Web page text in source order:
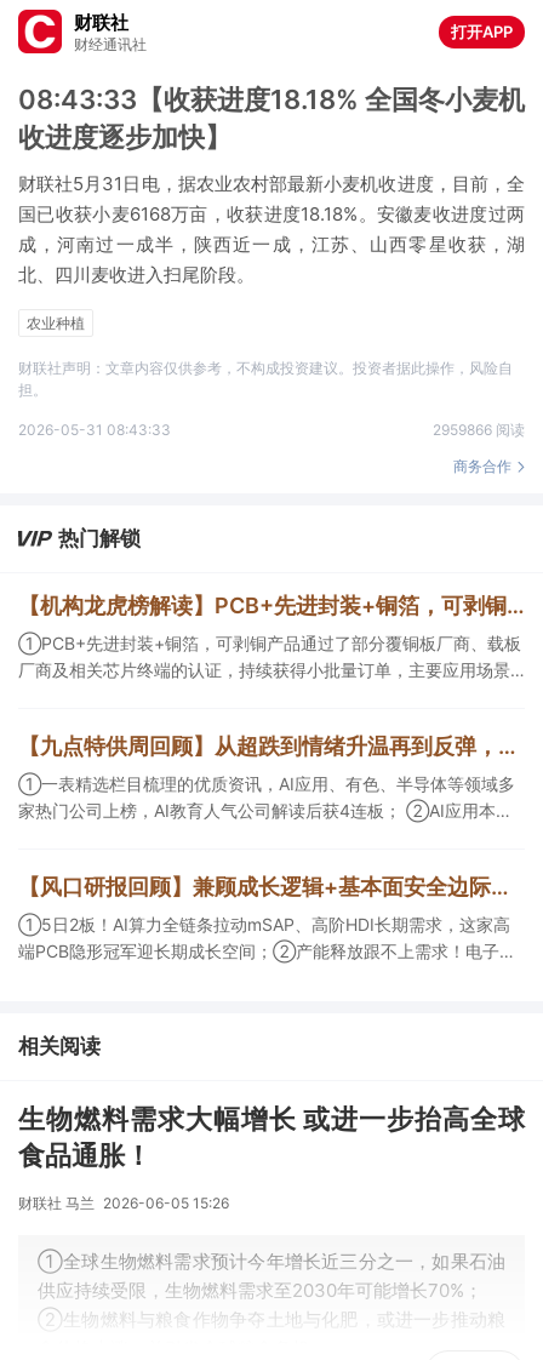
财联社
财经通讯社
打开APP
08:43:33【收获进度18.18% 全国冬小麦机
收进度逐步加快】
财联社5月31日电，据农业农村部最新小麦机收进度，目前，全
国已收获小麦6168万亩，收获进度18.18%。安徽麦收进度过两
成，河南过一成半，陕西近一成，江苏、山西零星收获，湖
北、四川麦收进入扫尾阶段。
农业种植
财联社声明：文章内容仅供参考，不构成投资建议。投资者据此操作，风险自
担。
2026-05-31 08:43:33
2959866 阅读
商务合作
热门解锁
【机构龙虎榜解读】PCB+先进封装+铜箔，可剥铜产品通过了部分覆铜板厂商、载板厂商及相关芯片终端的认证，持续获得小批量订单，主要应用场景包括芯片封装光模块用PCB，机构大额净买入这家公司
①PCB+先进封装+铜箔，可剥铜产品通过了部分覆铜板厂商、载板
厂商及相关芯片终端的认证，持续获得小批量订单，主要应用场景
等方面具有丰富经验，具备承接细胞与基因治疗产品商业化受托生
产的合规资质，这家公司获净买入。
【九点特供周回顾】从超跌到情绪升温再到反弹，栏目梳理AI应用题材逻辑，AI教育人气公司解读后获4连板
①一表精选栏目梳理的优质资讯，AI应用、有色、半导体等领域多
家热门公司上榜，AI教育人气公司解读后获4连板； ②AI应用本周
角前瞻产业供需情况，提及2家核心公司双双涨停。
【风口研报回顾】兼顾成长逻辑+基本面安全边际！王牌自营前瞻覆盖“pcb+MLCC+电子布”，梳理AI产业链优质标的“深坑起跳”
①5日2板！AI算力全链条拉动mSAP、高阶HDI长期需求，这家高
端PCB隐形冠军迎长期成长空间；②产能释放跟不上需求！电子布
价预期暂未被市场定价，王牌自营前瞻捕捉“预期差”，3日大涨
26%。
相关阅读
生物燃料需求大幅增长 或进一步抬高全球
食品通胀！
财联社 马兰 2026-06-05 15:26
①全球生物燃料需求预计今年增长近三分之一，如果石油
供应持续受限，生物燃料需求至2030年可能增长70%；
②生物燃料与粮食作物争夺土地与化肥，或进一步推动粮